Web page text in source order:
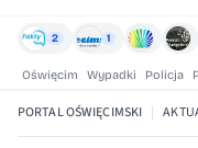
2 1
Oświęcim Wypadki Policja
PORTAL OŚWIĘCIMSKI |